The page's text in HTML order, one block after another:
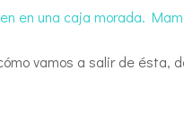
en una caja morada.
vamos a salir de ésta,